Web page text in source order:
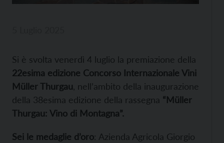
Si è svolta venerdì 4 luglio la premiazione della
22esima edizione Concorso Internazionale Vini
Müller Thurgau , nell’ambito della inaugurazione
della 38esima edizione della rassegna “Müller
Thurgau: Vino di Montagna”.
Sei le medaglie d’oro: Azienda Agricola Giorgio